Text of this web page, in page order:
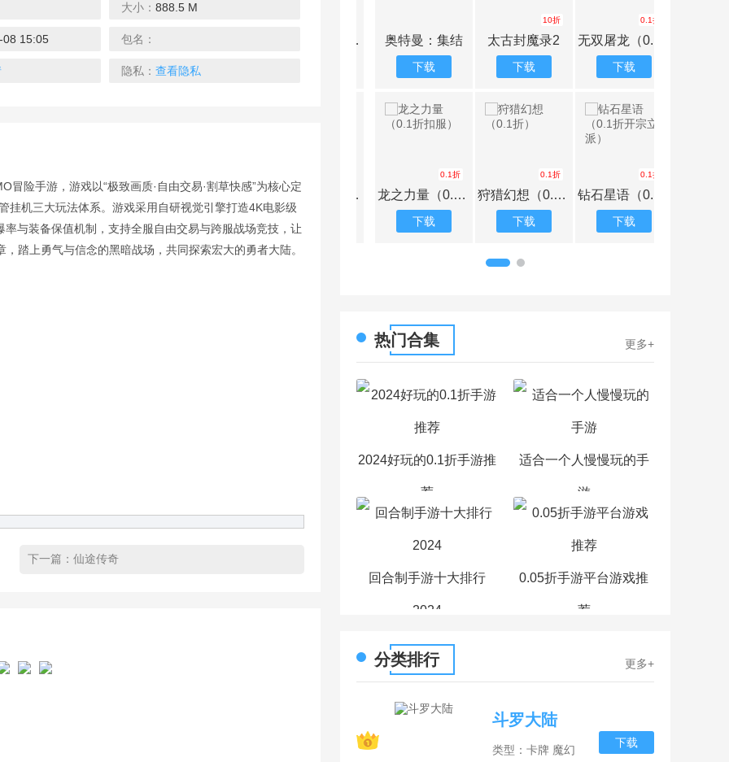
大小： 888.5 M
08 15:05 包名：
隐私： 查看隐私
险手游，游戏以“极致画质·自由交易·割草快感”为核心定
挂机三大玩法体系。游戏采用自研视觉引擎打造4K电影级
与装备保值机制，支持全服自由交易与跨服战场竞技，让
踏上勇气与信念的黑暗战场，共同探索宏大的勇者大陆。
下一篇： 仙途传奇
烈火一刀（暴爽永久0.1折）
下载
生死行动（0.1折荒野割草）
下载
百人龙凤（0.1折）
下载 下载
奥特曼：集结
下载
太古封魔录2
下载
0.1折
无双屠龙（0.1折无限充）
下载
0.1折
龙之力量（0.1折扣服）
下载
0.1折
狩猎幻想（0.1折）
下载
0.1折
钻石星语（0.1折开宗立派）
下载
热门合集 更多+
2024好玩的0.1折手游推
荐
适合一个人慢慢玩的手
游
回合制手游十大排行
2024
0.05折手游平台游戏推
荐
分类排行 更多+
斗罗大陆
类型：卡牌 魔幻
下载